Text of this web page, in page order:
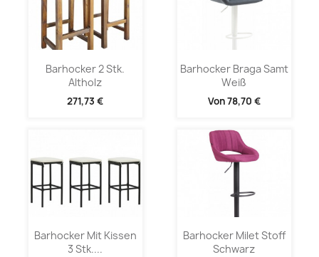
Barhocker 2 Stk.
Altholz
271,73 €
Barhocker Braga Samt
Weiß
Von78,70 €
Barhocker Mit Kissen
3 Stk....
Barhocker Milet Stoff
Schwarz